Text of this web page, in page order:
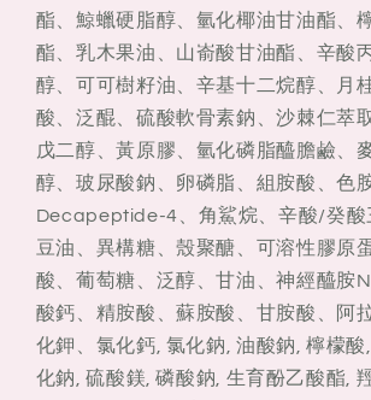
酯、鯨蠟硬脂醇、氫化椰油甘油酯、
酯、乳木果油、山嵛酸甘油酯、辛酸
醇、可可樹籽油、辛基十二烷醇、月
酸、泛醌、硫酸軟骨素鈉、沙棘仁萃
戊二醇、黃原膠、氫化磷脂醯膽鹼、
醇、玻尿酸鈉、卵磷脂、組胺酸、色
Decapeptide-4、角鯊烷、辛酸/癸酸
豆油、異構糖、殼聚醣、可溶性膠原
酸、葡萄糖、泛醇、甘油、神經醯胺
酸鈣、精胺酸、蘇胺酸、甘胺酸、阿
化鉀、氯化鈣, 氯化鈉, 油酸鈉, 檸檬
化鈉, 硫酸鎂, 磷酸鈉, 生育酚乙酸酯,